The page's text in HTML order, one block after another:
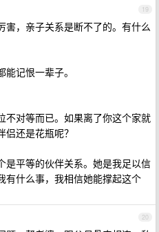
19
害，亲子关系是断不了的。有什么
记恨一辈子。
不对等而已。如果离了你这个家就
还是花瓶呢？
是平等的伙伴关系。她是我足以信
有什么事，我相信她能撑起这个
20